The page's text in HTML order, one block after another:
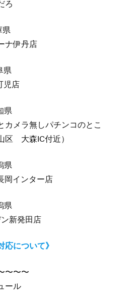
ろ
県
ナ伊丹店
県
児店
県
カメラ無しパチンコのとこ
区 大森IC付近）
県
岡インター店
県
新発田店
応について》
〜〜〜
ール